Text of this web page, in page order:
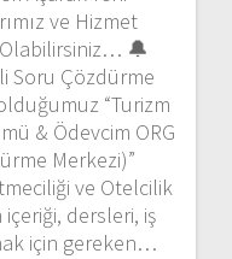
ve Hizmet
🔔
Soru Çözdürme
“Turizm
& Ödevcim ORG
Merkezi)”
ve Otelcilik
dersleri, iş
için gereken…